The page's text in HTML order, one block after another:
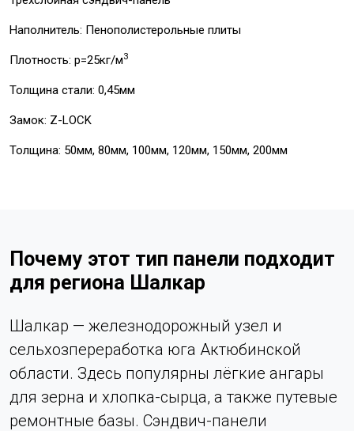
Наполнитель: Пенополистерольные плиты
Плотность: p=25кг/м3
Толщина стали: 0,45мм
Замок: Z-LOCK
Толщина: 50мм, 80мм, 100мм, 120мм, 150мм, 200мм
Почему этот тип панели подходит
для региона Шалкар
Шалкар — железнодорожный узел и
сельхозпереработка юга Актюбинской
области. Здесь популярны лёгкие ангары
для зерна и хлопка-сырца, а также путевые
ремонтные базы. Сэндвич-панели